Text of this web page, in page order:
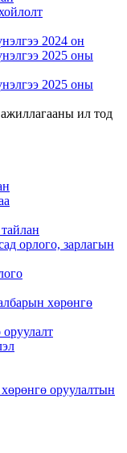
2024 он
2025 оны
2025 оны
ил тод
орлого, зарлагын
хөрөнгө
оруулалтын